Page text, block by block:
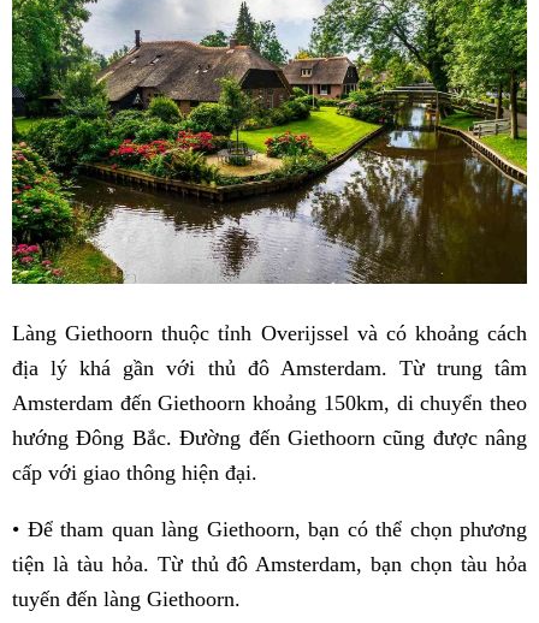
Làng Giethoorn thuộc tỉnh Overijssel và có khoảng cách
địa lý khá gần với thủ đô Amsterdam. Từ trung tâm
Amsterdam đến Giethoorn khoảng 150km, di chuyển theo
hướng Đông Bắc. Đường đến Giethoorn cũng được nâng
cấp với giao thông hiện đại.
• Để tham quan làng Giethoorn, bạn có thể chọn phương
tiện là tàu hỏa. Từ thủ đô Amsterdam, bạn chọn tàu hỏa
tuyến đến làng Giethoorn.